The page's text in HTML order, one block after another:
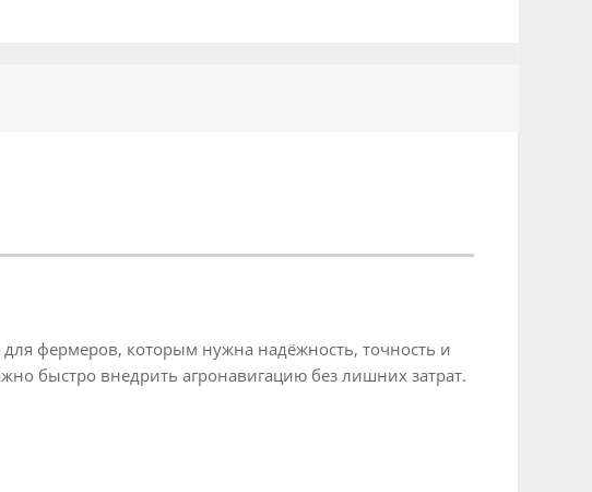
фермеров, которым нужна надёжность, точность и
быстро внедрить агронавигацию без лишних затрат.